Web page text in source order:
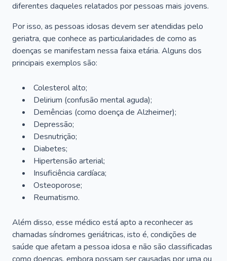
diferentes daqueles relatados por pessoas mais jovens.
Por isso, as pessoas idosas devem ser atendidas pelo
geriatra, que conhece as particularidades de como as
doenças se manifestam nessa faixa etária. Alguns dos
principais exemplos são:
Colesterol alto;
Delirium (confusão mental aguda);
Demências (como doença de Alzheimer);
Depressão;
Desnutrição;
Diabetes;
Hipertensão arterial;
Insuficiência cardíaca;
Osteoporose;
Reumatismo.
Além disso, esse médico está apto a reconhecer as
chamadas síndromes geriátricas, isto é, condições de
saúde que afetam a pessoa idosa e não são classificadas